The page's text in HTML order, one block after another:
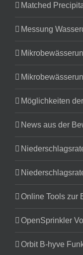
Matched
Messung
Möglichkeiten
News aus der
Online Tools zur
OpenSprinkler
Orbit B-hyve